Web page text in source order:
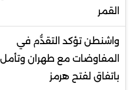
القمر
واشنطن تؤكد التقدُّم في
المفاوضات مع طهران وتأمل
باتفاق لفتح هرمز